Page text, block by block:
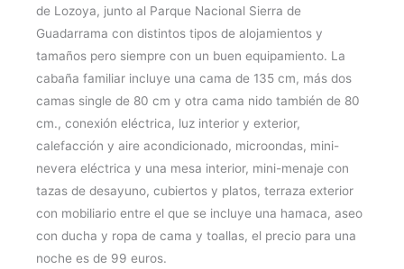
de Lozoya, junto al Parque Nacional Sierra de
Guadarrama con distintos tipos de alojamientos y
tamaños pero siempre con un buen equipamiento. La
cabaña familiar incluye una cama de 135 cm, más dos
camas single de 80 cm y otra cama nido también de 80
cm., conexión eléctrica, luz interior y exterior,
calefacción y aire acondicionado, microondas, mini-
nevera eléctrica y una mesa interior, mini-menaje con
tazas de desayuno, cubiertos y platos, terraza exterior
con mobiliario entre el que se incluye una hamaca, aseo
con ducha y ropa de cama y toallas, el precio para una
noche es de 99 euros.